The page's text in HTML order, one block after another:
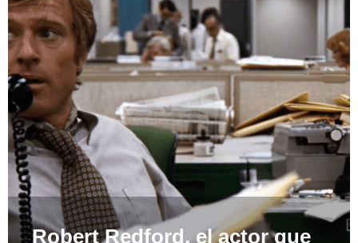
Robert Redford, el actor que